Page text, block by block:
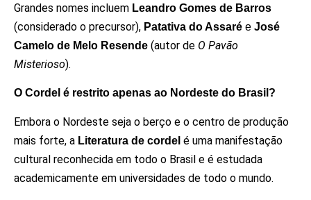
Grandes nomes incluem Leandro Gomes de Barros
(considerado o precursor), Patativa do Assaré e José
Camelo de Melo Resende (autor de O Pavão
Misterioso).
O Cordel é restrito apenas ao Nordeste do Brasil?
Embora o Nordeste seja o berço e o centro de produção
mais forte, a Literatura de cordel é uma manifestação
cultural reconhecida em todo o Brasil e é estudada
academicamente em universidades de todo o mundo.